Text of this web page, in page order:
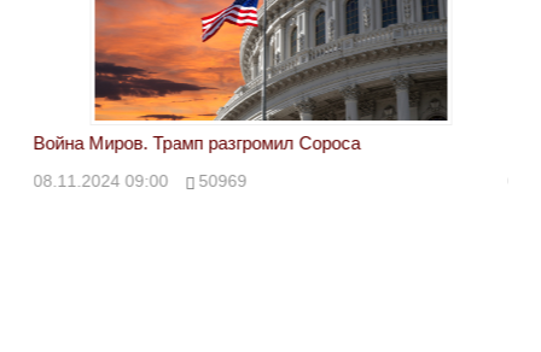
Война Миров. Трамп разгромил Сороса
08.11.2024 09:00 50969